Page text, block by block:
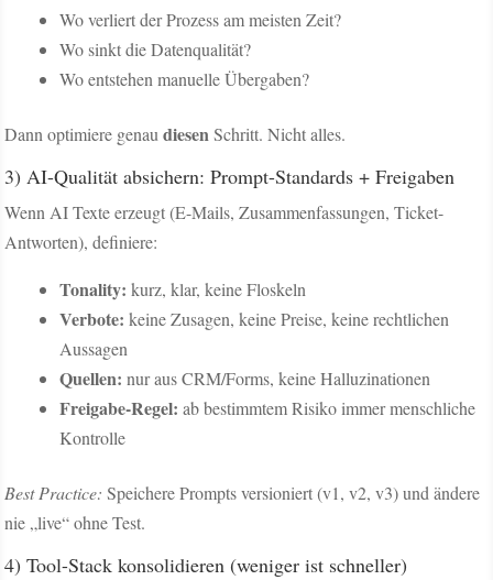
Wo verliert der Prozess am meisten Zeit?
Wo sinkt die Datenqualität?
Wo entstehen manuelle Übergaben?
Dann optimiere genaudiesenSchritt. Nicht alles.
3) AI-Qualität absichern: Prompt-Standards + Freigaben
Wenn AI Texte erzeugt (E-Mails, Zusammenfassungen, Ticket-
Antworten), definiere:
Tonality: kurz, klar, keine Floskeln
Verbote: keine Zusagen, keine Preise, keine rechtlichen
Aussagen
Quellen: nur aus CRM/Forms, keine Halluzinationen
Freigabe-Regel: ab bestimmtem Risiko immer menschliche
Kontrolle
Best Practice: Speichere Prompts versioniert (v1, v2, v3) und ändere
nie „live“ ohne Test.
4) Tool-Stack konsolidieren (weniger ist schneller)